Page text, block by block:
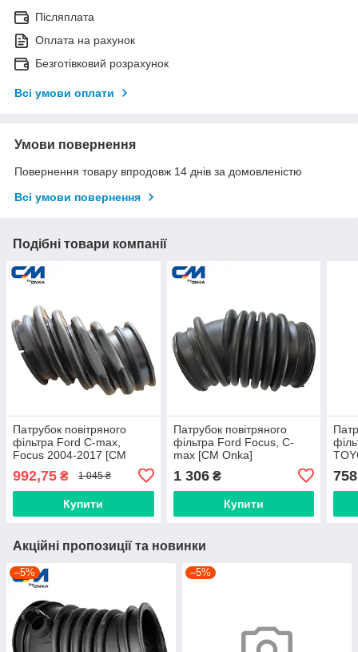
Післяплата
Оплата на рахунок
Безготівковий розрахунок
Всі умови оплати
Умови повернення
Повернення товару впродовж 14 днів за домовленістю
Всі умови повернення
Подібні товари компанії
Патрубок повітряного
фільтра Ford C-max,
Focus 2004-2017 [СМ
992,75 ₴ 1 045 ₴
Купити
Патрубок повітряного
фільтра Ford Focus, C-
max [СМ Onka]
1 306₴
Купити
758
Акційні пропозиції та новинки
–5% –5%